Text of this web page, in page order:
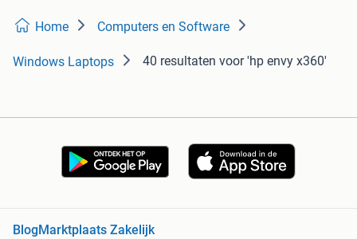
Home Computers en Software
Windows Laptops 40 resultaten voor 'hp envy x360'
Blog Marktplaats Zakelijk